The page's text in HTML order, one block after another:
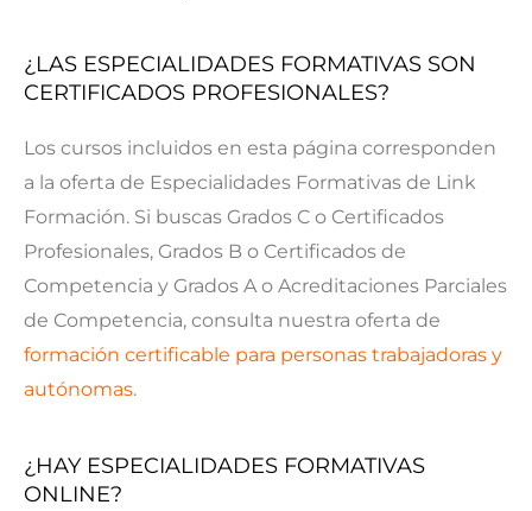
¿LAS ESPECIALIDADES FORMATIVAS SON
CERTIFICADOS PROFESIONALES?
Los cursos incluidos en esta página corresponden
a la oferta de Especialidades Formativas de Link
Formación. Si buscas Grados C o Certificados
Profesionales, Grados B o Certificados de
Competencia y Grados A o Acreditaciones Parciales
de Competencia, consulta nuestra oferta de
formación certificable para personas trabajadoras y
autónomas.
¿HAY ESPECIALIDADES FORMATIVAS
ONLINE?